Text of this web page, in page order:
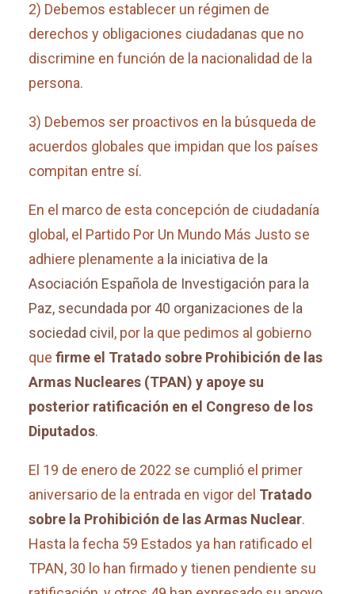
2) Debemos establecer un régimen de
derechos y obligaciones ciudadanas que no
discrimine en función de la nacionalidad de la
persona.
3) Debemos ser proactivos en la búsqueda de
acuerdos globales que impidan que los países
compitan entre sí.
En el marco de esta concepción de ciudadanía
global, el Partido Por Un Mundo Más Justo se
adhiere plenamente a la iniciativa de la
Asociación Española de Investigación para la
Paz, secundada por 40 organizaciones de la
sociedad civil , por la que pedimos al gobierno
que firme el Tratado sobre Prohibición de las
Armas Nucleares (TPAN) y apoye su
posterior ratificación en el Congreso de los
Diputados.
El 19 de enero de 2022 se cumplió el primer
aniversario de la entrada en vigor del Tratado
sobre la Prohibición de las Armas Nuclear.
Hasta la fecha 59 Estados ya han ratificado el
TPAN, 30 lo han firmado y tienen pendiente su